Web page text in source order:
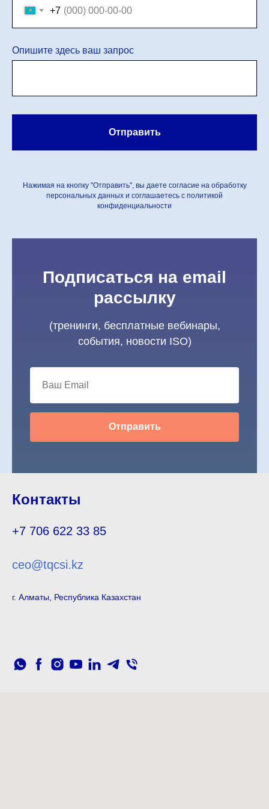
+7
Опишите здесь ваш запрос
Отправить
Нажимая на кнопку "Отправить", вы даете согласие на обработку
персональных данных и соглашаетесь c политикой
конфиденциальности
Подписаться на email
рассылку
(тренинги, бесплатные вебинары,
события, новости ISO)
Отправить
Контакты
+7 706 622 33 85
ceo@tqcsi.kz
г. Алматы, Республика Казахстан